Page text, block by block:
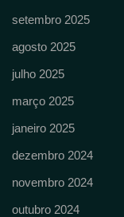
setembro 2025
agosto 2025
julho 2025
março 2025
janeiro 2025
dezembro 2024
novembro 2024
outubro 2024